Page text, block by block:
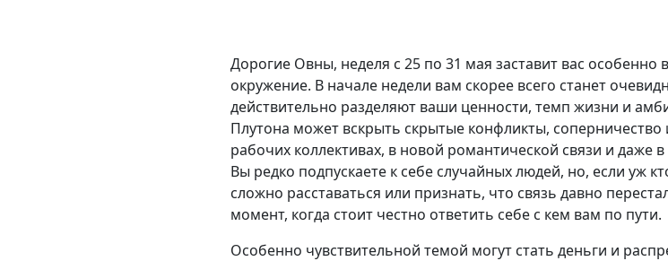
Дорогие Овны, неделя с 25 по 31 мая заставит вас
окружение. В начале недели вам скорее всего станет
действительно разделяют ваши ценности, темп жизни и
Плутона может вскрыть скрытые конфликты,
рабочих коллективах, в новой романтической связи и даже
Вы редко подпускаете к себе случайных людей, но, если уж
сложно расставаться или признать, что связь давно
момент, когда стоит честно ответить себе с кем вам по пути.
Особенно чувствительной темой могут стать деньги и